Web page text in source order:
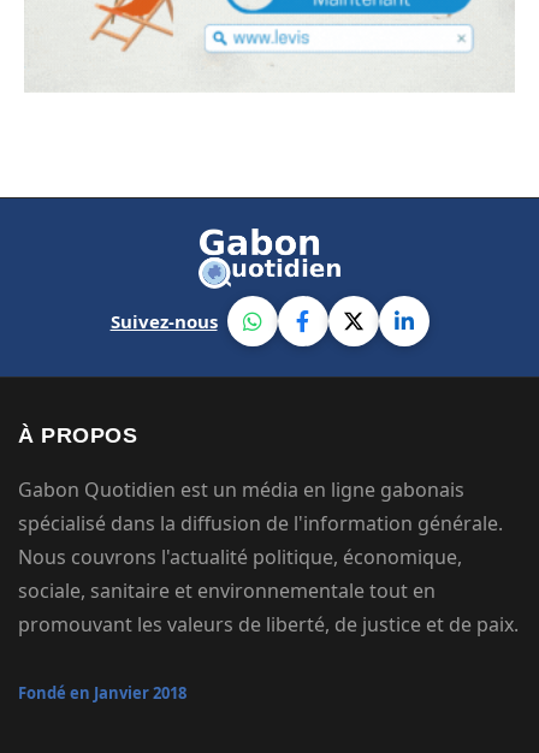
Suivez-nous
À PROPOS
Gabon Quotidien est un média en ligne gabonais
spécialisé dans la diffusion de l'information générale.
Nous couvrons l'actualité politique, économique,
sociale, sanitaire et environnementale tout en
promouvant les valeurs de liberté, de justice et de paix.
Fondé en Janvier 2018